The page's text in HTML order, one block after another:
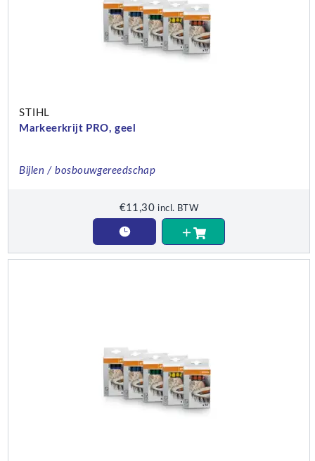
STIHL
Markeerkrijt PRO, geel
Bijlen / bosbouwgereedschap
€11,30 incl. BTW